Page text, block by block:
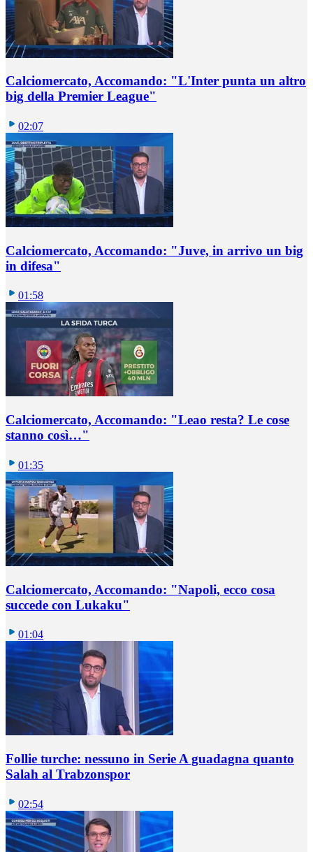
Calciomercato, Accomando: "L'Inter punta un altro
big della Premier League"
02:07
Calciomercato, Accomando: "Juve, in arrivo un big
in difesa"
01:58
Calciomercato, Accomando: "Leao resta? Le cose
stanno così…"
01:35
Calciomercato, Accomando: "Napoli, ecco cosa
succede con Lukaku"
01:04
Follie turche: nessuno in Serie A guadagna quanto
Salah al Trabzonspor
02:54